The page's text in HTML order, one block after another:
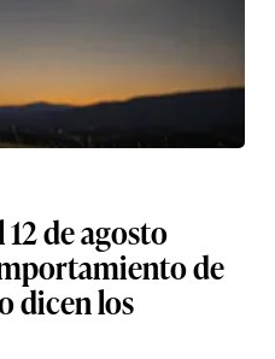
de agosto
de
dicen los